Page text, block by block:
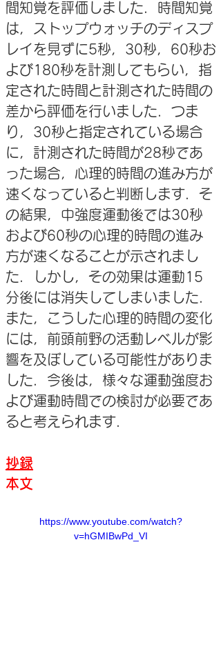
間知覚を評価しました．時間知覚
は，ストップウォッチのディスプ
レイを見ずに5秒，30秒，60秒お
よび180秒を計測してもらい，指
定された時間と計測された時間の
差から評価を行いました．つま
り，30秒と指定されている場合
に，計測された時間が28秒であ
った場合，心理的時間の進み方が
速くなっていると判断します．そ
の結果，中強度運動後では30秒
および60秒の心理的時間の進み
方が速くなることが示されまし
た．しかし，その効果は運動15
分後には消失してしまいました．
また，こうした心理的時間の変化
には，前頭前野の活動レベルが影
響を及ぼしている可能性がありま
した．今後は，様々な運動強度お
よび運動時間での検討が必要であ
ると考えられます．
抄録
本文
https://www.youtube.com/watch?
v=hGMIBwPd_VI